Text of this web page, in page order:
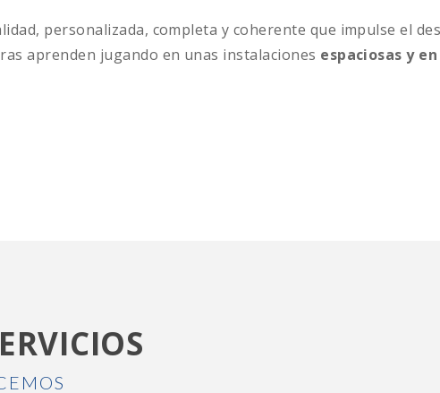
personalizada, completa y coherente que impulse el
aprenden jugando en unas instalaciones espaciosas y